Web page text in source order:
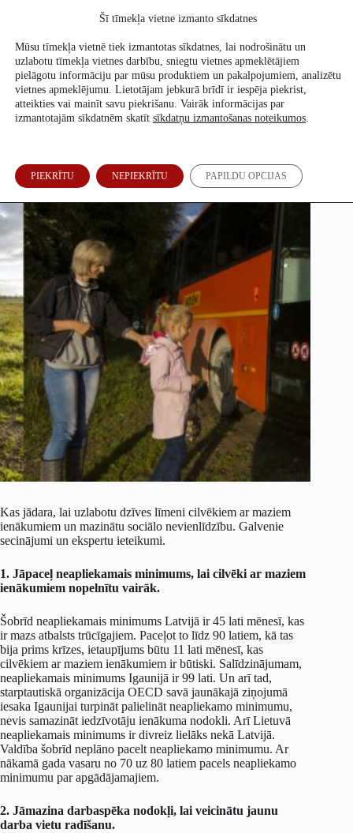
Atbalsti mūs
Secinājumi un ieteikumi. Projekta autori.
Kas jādara, lai uzlabotu dzīves līmeni cilvēkiem ar maziem
ienākumiem un mazinātu sociālo nevienlīdzību. Galvenie
secinājumi un ekspertu ieteikumi.
1. Jāpaceļ neapliekamais minimums, lai cilvēki ar maziem
ienākumiem nopelnītu vairāk.
Šobrīd neapliekamais minimums Latvijā ir 45 lati mēnesī, kas
ir mazs atbalsts trūcīgajiem. Paceļot to līdz 90 latiem, kā tas
bija prims krīzes, ietaupījums būtu 11 lati mēnesī, kas
cilvēkiem ar maziem ienākumiem ir būtiski. Salīdzinājumam,
neapliekamais minimums Igaunijā ir 99 lati. Un arī tad,
starptautiskā organizācija OECD savā jaunākajā ziņojumā
iesaka Igaunijai turpināt palielināt neapliekamo minimumu,
nevis samazināt iedzīvotāju ienākuma nodokli. Arī Lietuvā
neapliekamais minimums ir divreiz lielāks nekā Latvijā.
Valdība šobrīd neplāno pacelt neapliekamo minimumu. Ar
nākamā gada vasaru no 70 uz 80 latiem pacels neapliekamo
minimumu par apgādājamajiem.
2. Jāmazina darbaspēka nodokļi, lai veicinātu jaunu
darba vietu radīšanu.
Šī tīmekļa vietne izmanto sīkdatnes
Mūsu tīmekļa vietnē tiek izmantotas sīkdatnes, lai nodrošinātu un
uzlabotu tīmekļa vietnes darbību, sniegtu vietnes apmeklētājiem
pielāgotu informāciju par mūsu produktiem un pakalpojumiem, analizētu
vietnes apmeklējumu. Lietotājam jebkurā brīdī ir iespēja piekrist,
atteikties vai mainīt savu piekrišanu. Vairāk informācijas par
izmantotajām sīkdatnēm skatīt sīkdatņu izmantošanas noteikumos.
PIEKRĪTU NEPIEKRĪTU PAPILDU OPCIJAS